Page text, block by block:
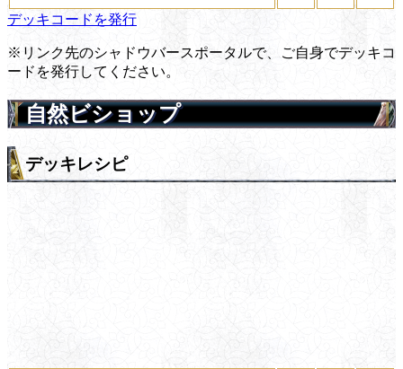
デッキコードを発行
※リンク先のシャドウバースポータルで、ご自身でデッキコ
ードを発行してください。
自然ビショップ
デッキレシピ